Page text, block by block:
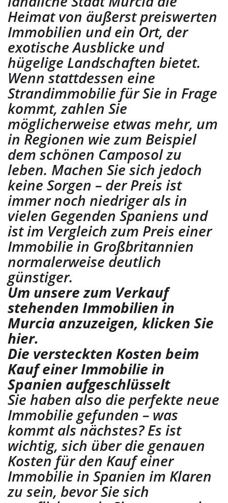
Heimat von äußerst preiswerten
Immobilien und ein Ort, der
exotische Ausblicke und
hügelige Landschaften bietet.
Wenn stattdessen eine
Strandimmobilie für Sie in Frage
kommt, zahlen Sie
möglicherweise etwas mehr, um
in Regionen wie zum Beispiel
dem schönen Camposol zu
leben. Machen Sie sich jedoch
keine Sorgen – der Preis ist
immer noch niedriger als in
vielen Gegenden Spaniens und
ist im Vergleich zum Preis einer
Immobilie in Großbritannien
normalerweise deutlich
günstiger.
Um unsere zum Verkauf
stehenden Immobilien in
Murcia anzuzeigen, klicken Sie
hier.
Die versteckten Kosten beim
Kauf einer Immobilie in
Spanien aufgeschlüsselt
Sie haben also die perfekte neue
Immobilie gefunden – was
kommt als nächstes? Es ist
wichtig, sich über die genauen
Kosten für den Kauf einer
Immobilie in Spanien im Klaren
zu sein, bevor Sie sich